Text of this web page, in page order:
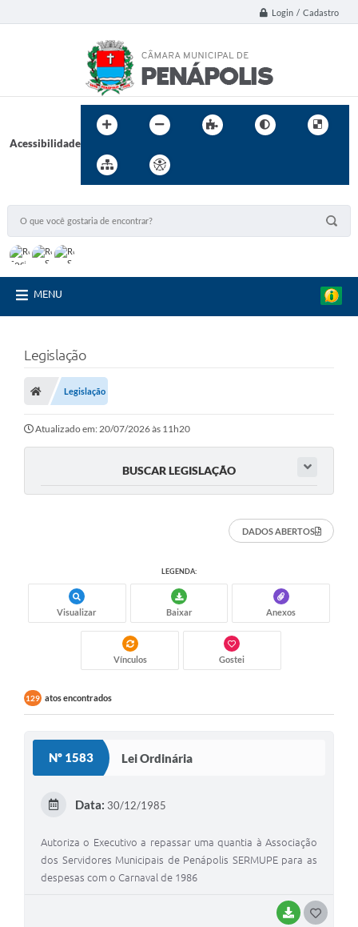
Login / Cadastro
Acessibilidade
MENU
Legislação
Legislação
Atualizado em: 20/07/2026 às 11h20
BUSCAR LEGISLAÇÃO
DADOS ABERTOS
LEGENDA:
Visualizar Baixar Anexos
Vínculos Gostei
129 atos encontrados
Nº 1583 Lei Ordinária
BAIXAR
Data: 30/12/1985
Autoriza o Executivo a repassar uma quantia à Associação
dos Servidores Municipais de Penápolis SERMUPE para as
despesas com o Carnaval de 1986